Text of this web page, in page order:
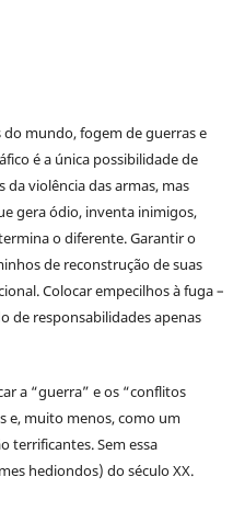
mundo, fogem de guerras e
é a única possibilidade de
da violência das armas, mas
gera ódio, inventa inimigos,
o diferente. Garantir o
de reconstrução de suas
Colocar empecilhos à fuga –
de responsabilidades apenas
a “guerra” e os “conflitos
e, muito menos, como um
terrificantes. Sem essa
hediondos) do século XX.